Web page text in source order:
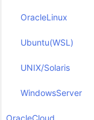
OracleLinux
Ubuntu(WSL)
UNIX/Solaris
WindowsServer
OracleCloud